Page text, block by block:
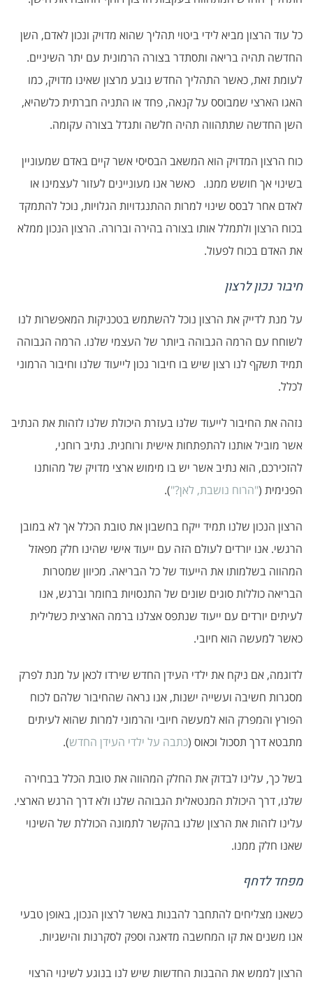
כל עוד הרצון מביא לידי ביטוי תהליך שהוא מדויק ונכון לאדם, השן
החדשה תהיה בריאה ותסתדר בצורה הרמונית עם יתר השיניים.
לעומת זאת, כאשר התהליך החדש נובע מרצון שאינו מדויק, כמו
האגו הארצי שמבוסס על קנאה, פחד או התניה חברתית כלשהיא,
השן החדשה שתתהווה תהיה חלשה ותגדל בצורה עקומה.
כוח הרצון המדויק הוא המשאב הבסיסי אשר קיים באדם שמעוניין
בשינוי אך חושש ממנו. כאשר אנו מעוניינים לעזור לעצמינו או
לאדם אחר לבסס שינוי למרות ההתנגדויות הגלויות, נוכל להתמקד
בכוח הרצון ולתמלל אותו בצורה בהירה וברורה. הרצון הנכון ממלא
את האדם בכוח לפעול.
חיבור נכון לרצון
על מנת לדייק את הרצון נוכל להשתמש בטכניקות המאפשרות לנו
לשוחח עם הרמה הגבוהה ביותר של העצמי שלנו. הרמה הגבוהה
תמיד תשקף לנו רצון שיש בו חיבור נכון לייעוד שלנו וחיבור הרמוני
לכלל.
נזהה את החיבור לייעוד שלנו בעזרת היכולת שלנו לזהות את הנתיב
אשר מוביל אותנו להתפתחות אישית ורוחנית. נתיב רוחני,
להזכירכם, הוא נתיב אשר יש בו מימוש ארצי מדויק של מהותנו
הפנימית ("הרוח נושבת, לאן?").
הרצון הנכון שלנו תמיד ייקח בחשבון את טובת הכלל אך לא במובן
הרגשי. אנו יורדים לעולם הזה עם ייעוד אישי שהינו חלק מפאזל
המהווה בשלמותו את הייעוד של כל הבריאה. מכיוון שמטרות
הבריאה כוללות סוגים שונים של התנסויות בחומר וברגש, אנו
לעיתים יורדים עם ייעוד שנתפס אצלנו ברמה הארצית כשלילית
כאשר למעשה הוא חיובי.
לדוגמה, אם ניקח את ילדי העידן החדש שירדו לכאן על מנת לפרק
מסגרות חשיבה ועשייה ישנות, אנו נראה שהחיבור שלהם לכוח
הפורץ והמפרק הוא למעשה חיובי והרמוני למרות שהוא לעיתים
מתבטא דרך תסכול וכאוס (כתבה על ילדי העידן החדש).
בשל כך, עלינו לבדוק את החלק המהווה את טובת הכלל בבחירה
שלנו, דרך היכולת המנטאלית הגבוהה שלנו ולא דרך הרגש הארצי.
עלינו לזהות את הרצון שלנו בהקשר לתמונה הכוללת של השינוי
שאנו חלק ממנו.
מפחד לדחף
כשאנו מצליחים להתחבר להבנות באשר לרצון הנכון, באופן טבעי
אנו משנים את קו המחשבה מדאגה וספק לסקרנות והישגיות.
הרצון לממש את ההבנות החדשות שיש לנו בנוגע לשינוי הרצוי